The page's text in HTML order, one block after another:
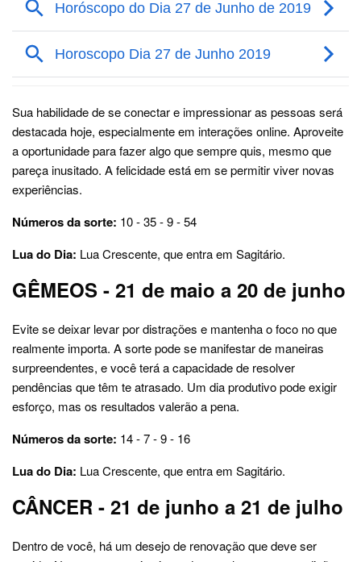
Sua habilidade de se conectar e impressionar as pessoas será
destacada hoje, especialmente em interações online. Aproveite
a oportunidade para fazer algo que sempre quis, mesmo que
pareça inusitado. A felicidade está em se permitir viver novas
experiências.
Números da sorte: 10 - 35 - 9 - 54
Lua do Dia: Lua Crescente, que entra em Sagitário.
GÊMEOS - 21 de maio a 20 de junho
Evite se deixar levar por distrações e mantenha o foco no que
realmente importa. A sorte pode se manifestar de maneiras
surpreendentes, e você terá a capacidade de resolver
pendências que têm te atrasado. Um dia produtivo pode exigir
esforço, mas os resultados valerão a pena.
Números da sorte: 14 - 7 - 9 - 16
Lua do Dia: Lua Crescente, que entra em Sagitário.
CÂNCER - 21 de junho a 21 de julho
Dentro de você, há um desejo de renovação que deve ser